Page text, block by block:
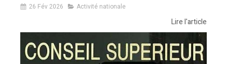
26 Fév 2026 Activité nationale
Lire l'article